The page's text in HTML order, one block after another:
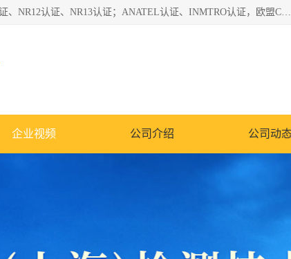
*是一家的测试、评估、检查与认机构，主要从事巴西NR10认证、NR12认证、NR13认证；ANATEL认证、INMTRO认证，欧盟CE认证：MD认证，PED认证，MID认证，ATEX认证，德国蓝色天使认证。
企业视频 公司介绍 公司动